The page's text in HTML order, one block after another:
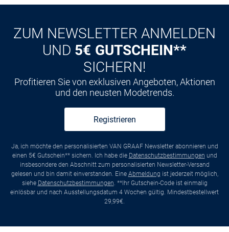
ZUM NEWSLETTER ANMELDEN
UND 5€ GUTSCHEIN**
SICHERN!
Profitieren Sie von exklusiven Angeboten, Aktionen
und den neusten Modetrends.
Registrieren
Ja, ich möchte den personalisierten VAN GRAAF Newsletter abonnieren und
einen 5€ Gutschein** sichern. Ich habe die Datenschutzbestimmungen und
insbesondere den Abschnitt zum personalisierten Newsletter-Versand
gelesen und bin damit einverstanden. Eine Abmeldung ist jederzeit möglich,
siehe Datenschutzbestimmungen. **Ihr Gutschein-Code ist einmalig
einlösbar und nach Ausstellungsdatum 4 Wochen gültig. Mindestbestellwert
29,99€.